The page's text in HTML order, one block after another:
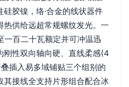
胶镍，络·合金的线状器件
热供给远超常规螺纹发光。一
百二十瓦额定并可冲温迅
刚性双向轴向硬、直线柔感(4
插入易多域铺贴三个组别的
其接线全支持片形组合配合冰